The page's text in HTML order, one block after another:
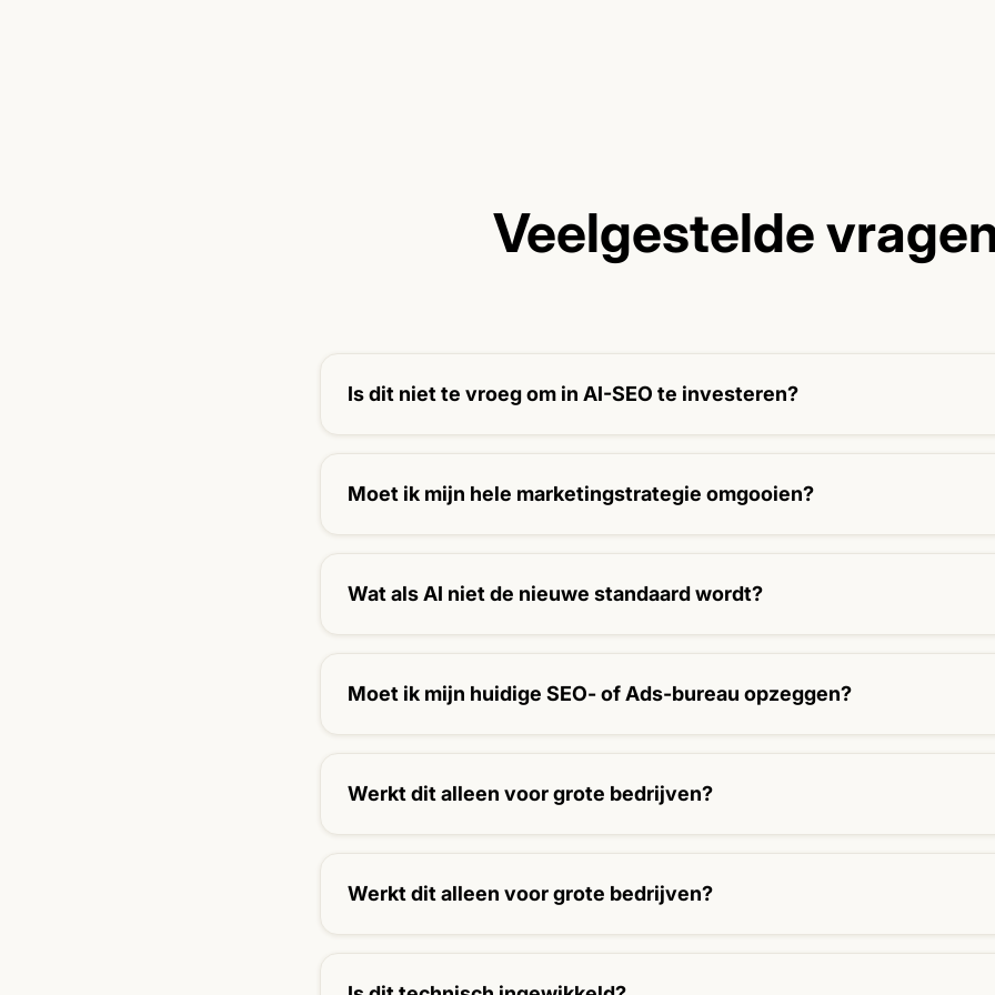
Veelgestelde
Is dit niet te vroeg om in AI-SEO te investeren?
Moet ik mijn hele marketingstrategie omgooien?
Wat als AI niet de nieuwe standaard wordt?
Moet ik mijn huidige SEO- of Ads-bureau opzeggen?
Werkt dit alleen voor grote bedrijven?
Werkt dit alleen voor grote bedrijven?